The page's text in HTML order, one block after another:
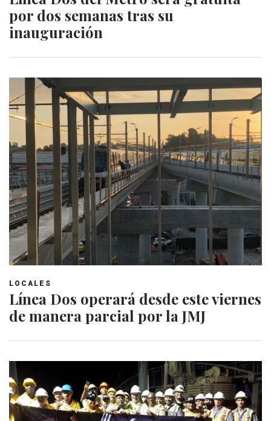
por dos semanas tras su
inauguración
LOCALES
Línea Dos operará desde este viernes
de manera parcial por la JMJ